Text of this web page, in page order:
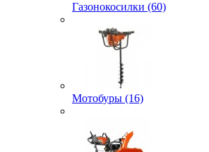
Газонокосилки (60)
Мотобуры (16)